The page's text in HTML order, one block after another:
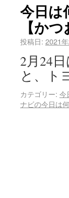
今日は
【か
投稿日: 2021
2月24
と、ト
カテゴリー: 今
ナビの今日は